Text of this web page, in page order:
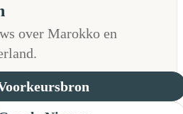
over Marokko en